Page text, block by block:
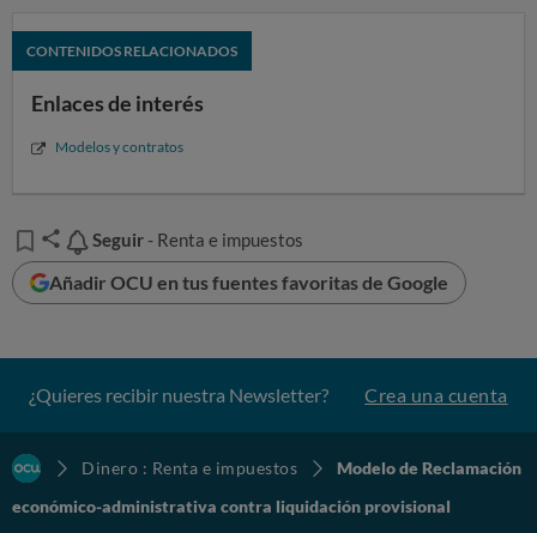
CONTENIDOS RELACIONADOS
Enlaces de interés
Modelos y contratos
Seguir
Seguir - Renta e impuestos
Añadir OCU en tus fuentes favoritas de Google
¿Quieres recibir nuestra Newsletter? Crea una cuenta
Dinero : Renta e impuestos
Modelo de Reclamación
económico-administrativa contra liquidación provisional